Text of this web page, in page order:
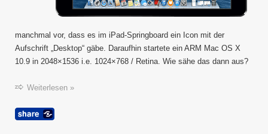
manchmal vor, dass es im iPad-Springboard ein Icon mit der
Aufschrift „Desktop“ gäbe. Daraufhin startete ein ARM Mac OS X
10.9 in 2048×1536 i.e. 1024×768 / Retina. Wie sähe das dann aus?
Weiterlesen »